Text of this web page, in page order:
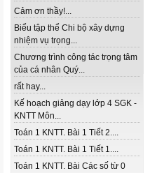
Cảm ơn thầy!...
Biểu tập thể Chi bộ xây dựng
nhiệm vụ trọng...
Chương trình công tác trọng tâm
của cá nhân Quý...
rất hay...
Kế hoạch giảng dạy lớp 4 SGK -
KNTT Môn...
Toán 1 KNTT. Bài 1 Tiết 2....
Toán 1 KNTT. Bài 1 Tiết 1....
Toán 1 KNTT. Bài Các số từ 0